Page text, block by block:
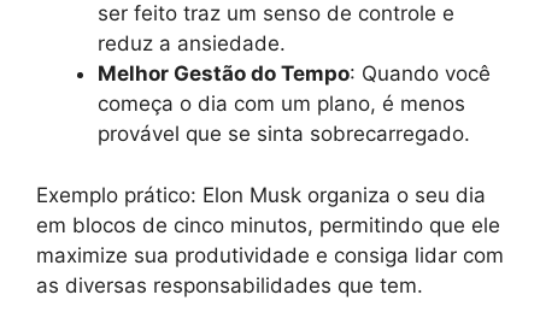
ser feito traz um senso de controle e
reduz a ansiedade.
Melhor Gestão do Tempo: Quando você
começa o dia com um plano, é menos
provável que se sinta sobrecarregado.
Exemplo prático: Elon Musk organiza o seu dia
em blocos de cinco minutos, permitindo que ele
maximize sua produtividade e consiga lidar com
as diversas responsabilidades que tem.